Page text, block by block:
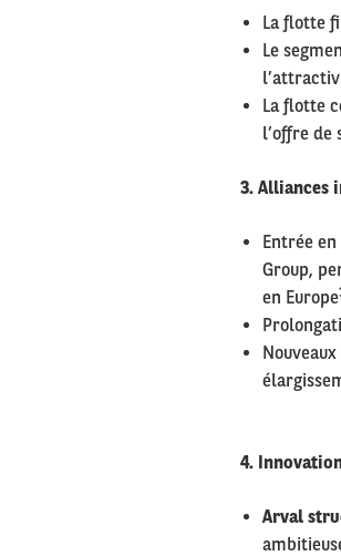
La flotte
Le
La flotte
l’offre de
3. Alliances
Entrée en
Group,
en Europe
4.
Arval